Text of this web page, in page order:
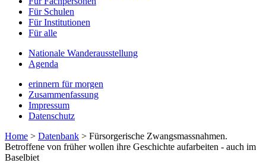
Für Schulen
Für Institutionen
Für alle
Nationale Wanderausstellung
Agenda
erinnern für morgen
Zusammenfassung
Impressum
Datenschutz
Home > Datenbank > Fürsorgerische Zwangsmassnahmen.
Betroffene von früher wollen ihre Geschichte aufarbeiten - auch im
Baselbiet